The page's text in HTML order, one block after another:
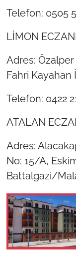
Telefon: 0505
LİMON
Adres:
Fahri Kayahan
Telefon: 0422
ATALAN
Adres:
No: 15/A,
Battalgazi/